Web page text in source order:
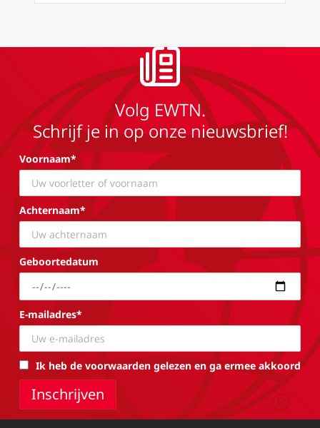
Volg EWTN.
Schrijf je in op onze nieuwsbrief!
Voornaam*
Achternaam*
Geboortedatum
E-mailadres*
Ik heb de voorwaarden gelezen en ga ermee akkoord